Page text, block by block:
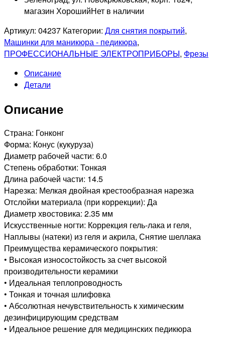
магазин ХорошийНет в наличии
Артикул: 04237 Категории: Для снятия покрытий,
Машинки для маникюра - педикюра,
ПРОФЕССИОНАЛЬНЫЕ ЭЛЕКТРОПРИБОРЫ, Фрезы
Описание
Детали
Описание
Страна: Гонконг
Форма: Конус (кукуруза)
Диаметр рабочей части: 6.0
Степень обработки: Тонкая
Длина рабочей части: 14.5
Нарезка: Мелкая двойная крестообразная нарезка
Отслойки материала (при коррекции): Да
Диаметр хвостовика: 2.35 мм
Искусственные ногти: Коррекция гель-лака и геля,
Наплывы (натеки) из геля и акрила, Снятие шеллака
Преимущества керамического покрытия:
• Высокая износостойкость за счет высокой
производительности керамики
• Идеальная теплопроводность
• Тонкая и точная шлифовка
• Абсолютная нечувствительность к химическим
дезинфицирующим средствам
• Идеальное решение для медицинских педикюра